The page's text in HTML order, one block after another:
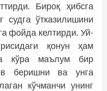
Бироқ ҳибсга
судга ўтказилишини
фойда келтирди. Уй-
қонун ҳам
кўра маълум бир
беришни ва унга
кўчманчи унинг